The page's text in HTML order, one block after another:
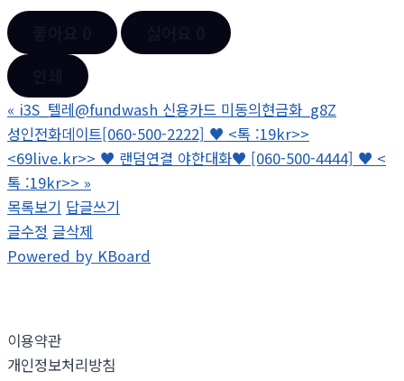
« i3S_텔레@fundwash 신용카드 미동의현금화_g8Z
성인전화데이트[060-500-2222] ♥ <톡 :19kr>>
<69live.kr>> ♥ 랜덤연결 야한대화♥ [060-500-4444] ♥ <
톡 :19kr>> »
목록보기 답글쓰기
글수정 글삭제
Powered by KBoard
이용약관
개인정보처리방침